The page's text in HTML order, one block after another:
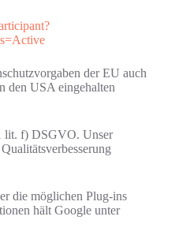
der EU auch
den USA eingehalten
lit. f) DSGVO. Unser
die möglichen Plug-ins
hält Google unter